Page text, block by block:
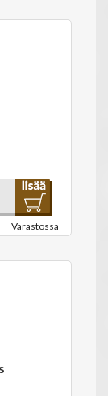
Varastossa